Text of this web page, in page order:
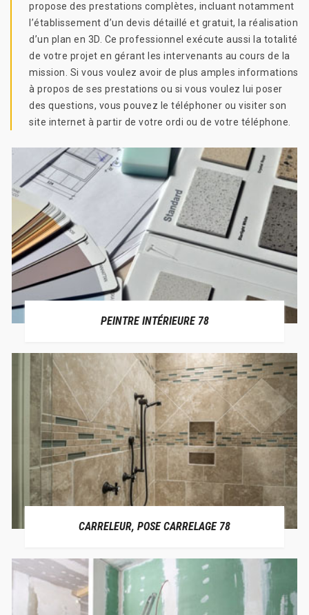
propose des prestations complètes, incluant notamment
l’établissement d’un devis détaillé et gratuit, la réalisation
d’un plan en 3D. Ce professionnel exécute aussi la totalité
de votre projet en gérant les intervenants au cours de la
mission. Si vous voulez avoir de plus amples informations
à propos de ses prestations ou si vous voulez lui poser
des questions, vous pouvez le téléphoner ou visiter son
site internet à partir de votre ordi ou de votre téléphone.
PEINTRE INTÉRIEURE 78
CARRELEUR, POSE CARRELAGE 78